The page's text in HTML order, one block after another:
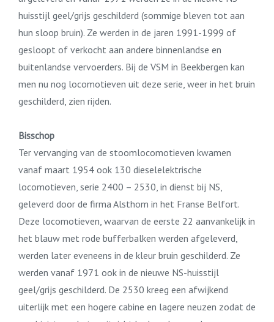
huisstijl geel/grijs geschilderd (sommige bleven tot aan
hun sloop bruin). Ze werden in de jaren 1991-1999 of
gesloopt of verkocht aan andere binnenlandse en
buitenlandse vervoerders. Bij de VSM in Beekbergen kan
men nu nog locomotieven uit deze serie, weer in het bruin
geschilderd, zien rijden.
Bisschop
Ter vervanging van de stoomlocomotieven kwamen
vanaf maart 1954 ook 130 dieselelektrische
locomotieven, serie 2400 – 2530, in dienst bij NS,
geleverd door de firma Alsthom in het Franse Belfort.
Deze locomotieven, waarvan de eerste 22 aanvankelijk in
het blauw met rode bufferbalken werden afgeleverd,
werden later eveneens in de kleur bruin geschilderd. Ze
werden vanaf 1971 ook in de nieuwe NS-huisstijl
geel/grijs geschilderd. De 2530 kreeg een afwijkend
uiterlijk met een hogere cabine en lagere neuzen zodat de